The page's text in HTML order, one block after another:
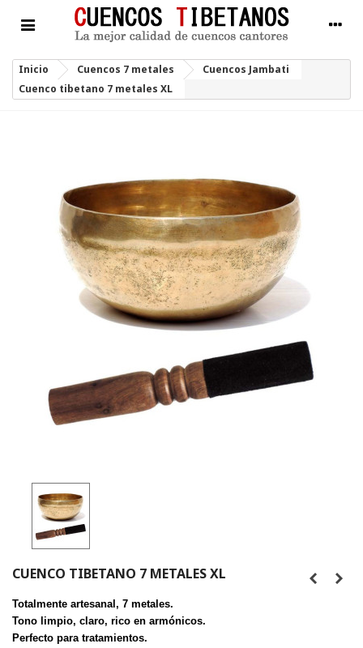
Inicio Cuencos 7 metales
Cuencos Jambati
Cuenco tibetano 7 metales XL
CUENCO TIBETANO 7 METALES XL
Totalmente artesanal, 7 metales.
Tono limpio, claro, rico en armónicos.
Perfecto para tratamientos.